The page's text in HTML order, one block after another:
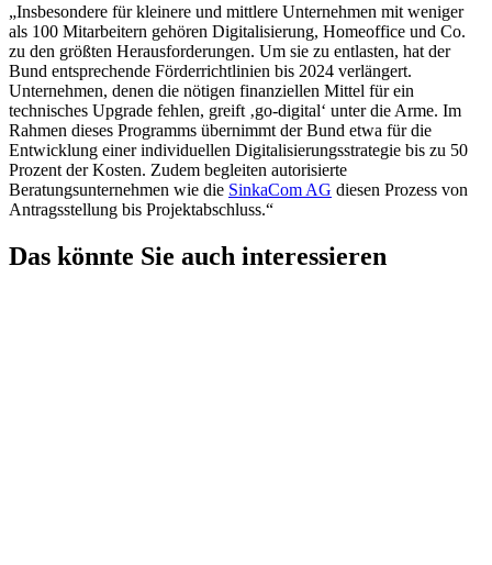
„Insbesondere für kleinere und mittlere Unternehmen mit weniger
als 100 Mitarbeitern gehören Digitalisierung, Homeoffice und Co.
zu den größten Herausforderungen. Um sie zu entlasten, hat der
Bund entsprechende Förderrichtlinien bis 2024 verlängert.
Unternehmen, denen die nötigen finanziellen Mittel für ein
technisches Upgrade fehlen, greift ‚go-digital‘ unter die Arme. Im
Rahmen dieses Programms übernimmt der Bund etwa für die
Entwicklung einer individuellen Digitalisierungsstrategie bis zu 50
Prozent der Kosten. Zudem begleiten autorisierte
Beratungsunternehmen wie die SinkaCom AG diesen Prozess von
Antragsstellung bis Projektabschluss.“
Das könnte Sie auch interessieren